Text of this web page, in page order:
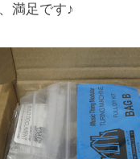
満足です♪